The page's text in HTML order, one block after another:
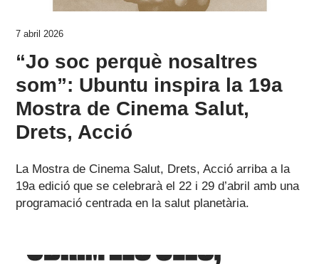
7 abril 2026
“Jo soc perquè nosaltres
som”: Ubuntu inspira la 19a
Mostra de Cinema Salut,
Drets, Acció
La Mostra de Cinema Salut, Drets, Acció arriba a la
19a edició que se celebrarà el 22 i 29 d’abril amb una
programació centrada en la salut planetària.